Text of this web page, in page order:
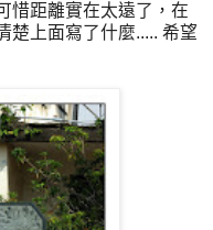
惜距離實在太遠了，在
楚上面寫了什麼..... 希望